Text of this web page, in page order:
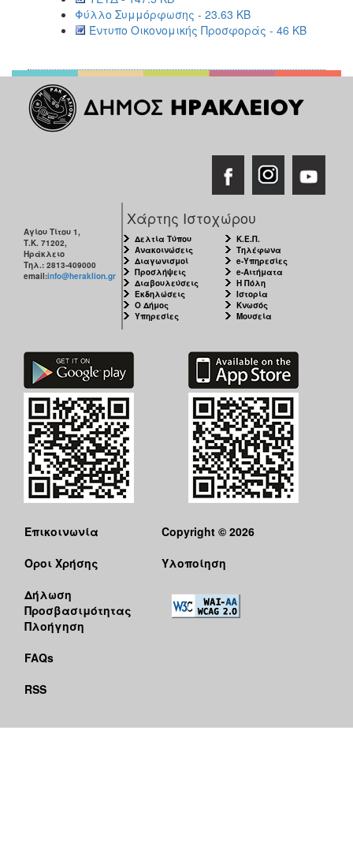
Φύλλο Συμμόρφωσης - 23.63 KB
Έντυπο Οικονομικής Προσφοράς - 46 KB
Αγίου Τίτου 1,
Τ.Κ. 71202,
Ηράκλειο
Τηλ.: 2813-409000
email:info@heraklion.gr
Χάρτης Ιστοχώρου
Δελτία Τύπου
Ανακοινώσεις
Διαγωνισμοί
Προσλήψεις
Διαβουλεύσεις
Εκδηλώσεις
Ο Δήμος
Υπηρεσίες
Κ.Ε.Π.
Τηλέφωνα
e-Υπηρεσίες
e-Αιτήματα
Η Πόλη
Ιστορία
Κνωσός
Μουσεία
Επικοινωνία
Όροι Χρήσης
Δήλωση
Προσβασιμότητας
Πλοήγηση
FAQs
RSS
Copyright © 2026
Υλοποίηση